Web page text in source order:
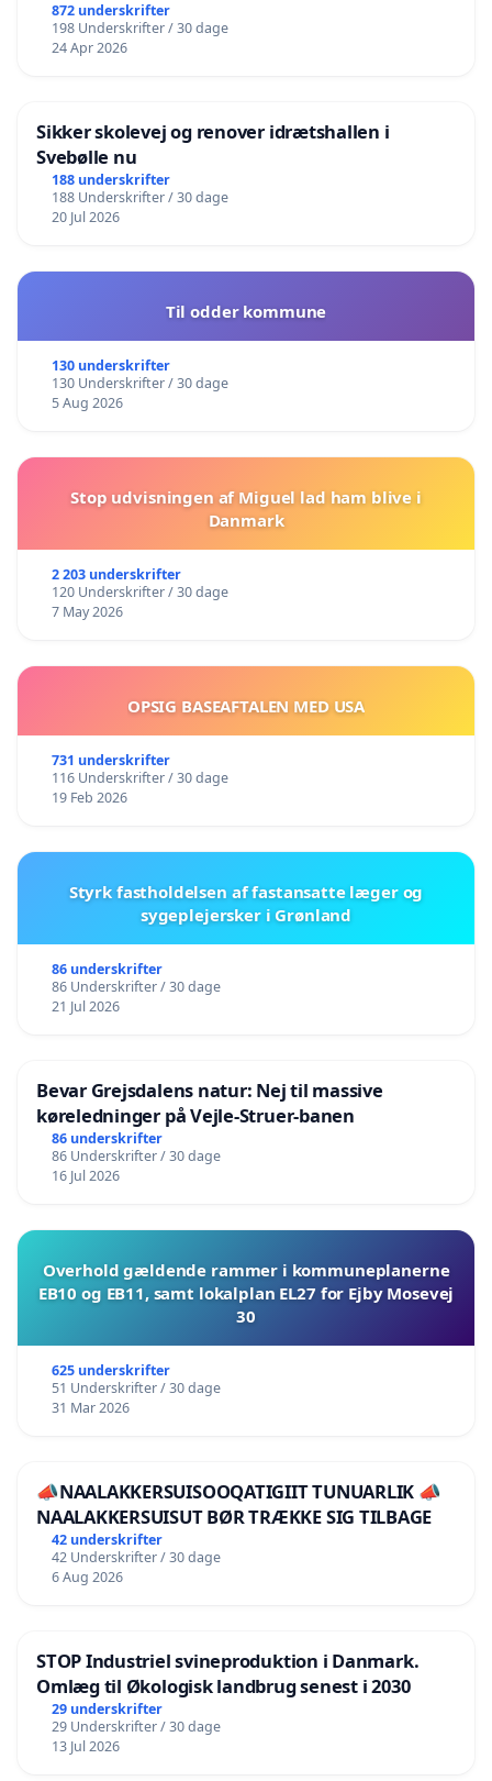
872 underskrifter
198 Underskrifter / 30 dage
24 Apr 2026
Sikker skolevej og renover idrætshallen i
Svebølle nu
188 underskrifter
188 Underskrifter / 30 dage
20 Jul 2026
Til odder kommune
130 underskrifter
130 Underskrifter / 30 dage
5 Aug 2026
Stop udvisningen af Miguel lad ham blive i
Danmark
2 203 underskrifter
120 Underskrifter / 30 dage
7 May 2026
OPSIG BASEAFTALEN MED USA
731 underskrifter
116 Underskrifter / 30 dage
19 Feb 2026
Styrk fastholdelsen af fastansatte læger og
sygeplejersker i Grønland
86 underskrifter
86 Underskrifter / 30 dage
21 Jul 2026
Bevar Grejsdalens natur: Nej til massive
køreledninger på Vejle-Struer-banen
86 underskrifter
86 Underskrifter / 30 dage
16 Jul 2026
Overhold gældende rammer i kommuneplanerne
EB10 og EB11, samt lokalplan EL27 for Ejby Mosevej
30
625 underskrifter
51 Underskrifter / 30 dage
31 Mar 2026
📣NAALAKKERSUISOOQATIGIIT TUNUARLIK 📣
NAALAKKERSUISUT BØR TRÆKKE SIG TILBAGE
42 underskrifter
42 Underskrifter / 30 dage
6 Aug 2026
STOP Industriel svineproduktion i Danmark.
Omlæg til Økologisk landbrug senest i 2030
29 underskrifter
29 Underskrifter / 30 dage
13 Jul 2026